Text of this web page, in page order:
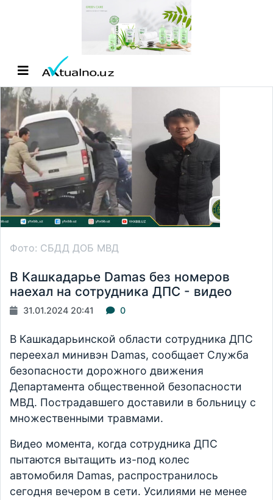
Фото: СБДД ДОБ МВД
В Кашкадарье Damas без номеров
наехал на сотрудника ДПС - видео
31.01.2024 20:41 0
В Кашкадарьинской области сотрудника ДПС
переехал минивэн Damas, сообщает Служба
безопасности дорожного движения
Департамента общественной безопасности
МВД. Пострадавшего доставили в больницу с
множественными травмами.
Видео момента, когда сотрудника ДПС
пытаются вытащить из-под колес
автомобиля Damas, распространилось
сегодня вечером в сети. Усилиями не менее